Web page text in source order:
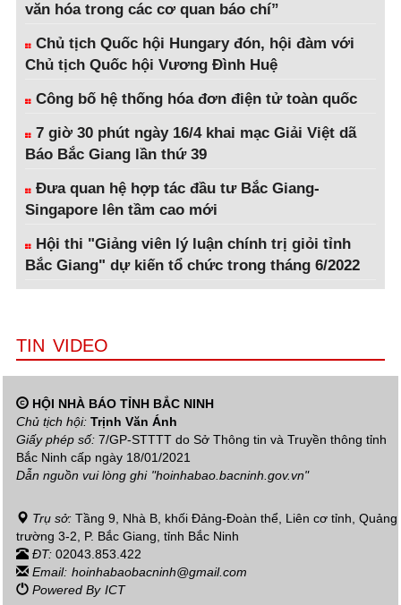
văn hóa trong các cơ quan báo chí”
Chủ tịch Quốc hội Hungary đón, hội đàm với
Chủ tịch Quốc hội Vương Đình Huệ
Công bố hệ thống hóa đơn điện tử toàn quốc
7 giờ 30 phút ngày 16/4 khai mạc Giải Việt dã
Báo Bắc Giang lần thứ 39
Đưa quan hệ hợp tác đầu tư Bắc Giang-
Singapore lên tầm cao mới
Hội thi "Giảng viên lý luận chính trị giỏi tỉnh
Bắc Giang" dự kiến tổ chức trong tháng 6/2022
TIN VIDEO
HỘI NHÀ BÁO TỈNH BẮC NINH
Chủ tịch hội: Trịnh Văn Ánh
Giấy phép số: 7/GP-STTTT do Sở Thông tin và Truyền thông tỉnh
Bắc Ninh cấp ngày 18/01/2021
Dẫn nguồn vui lòng ghi "hoinhabao.bacninh.gov.vn"
Trụ sở: Tầng 9, Nhà B, khối Đảng-Đoàn thể, Liên cơ tỉnh, Quảng
trường 3-2, P. Bắc Giang, tỉnh Bắc Ninh
ĐT: 02043.853.422
Email: hoinhabaobacninh@gmail.com
Powered By ICT